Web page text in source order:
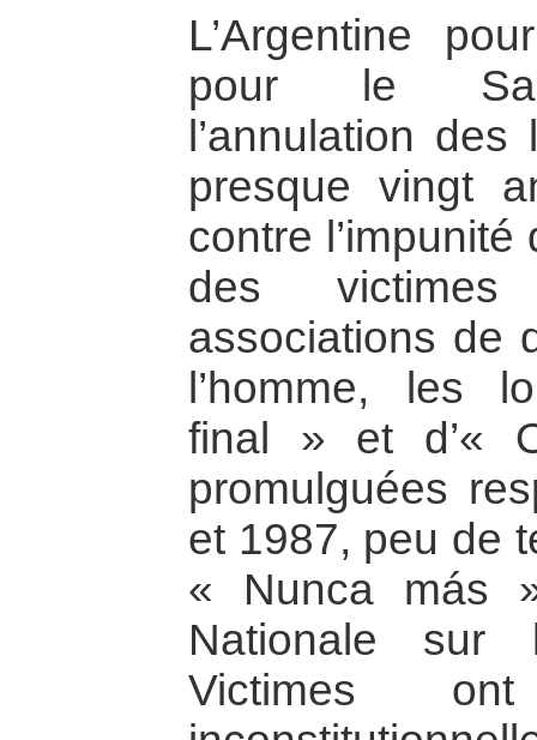
L’Argentine
pour le
l’annulation
presque vingt
contre
des
associations de
l’homme, les
final » et d’«
promulguées
et 1987, peu de
« Nunca más
Nationale sur
Victimes